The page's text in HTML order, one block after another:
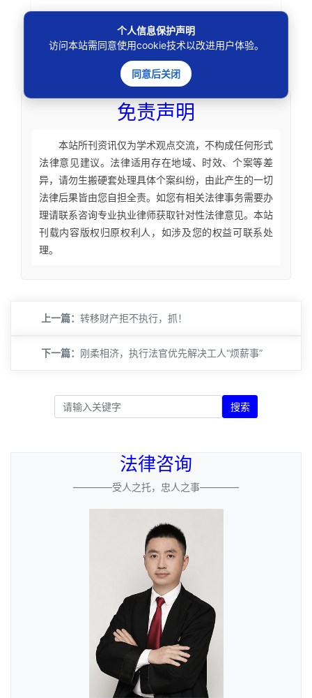
免责声明
本站所刊资讯仅为学术观点交流，不构成任何形式
法律意见建议。法律适用存在地域、时效、个案等差
异，请勿生搬硬套处理具体个案纠纷，由此产生的一切
法律后果皆由您自担全责。如您有相关法律事务需要办
理请联系咨询专业执业律师获取针对性法律意见。本站
刊载内容版权归原权利人，如涉及您的权益可联系处
理。
上一篇： ​转移财产拒不执行，抓！
下一篇： ​刚柔相济，执行法官优先解决工人“烦薪事”
搜索
法律咨询
————受人之托，忠人之事————
个人信息保护声明
访问本站需同意使用cookie技术以改进用户体验。
同意后关闭